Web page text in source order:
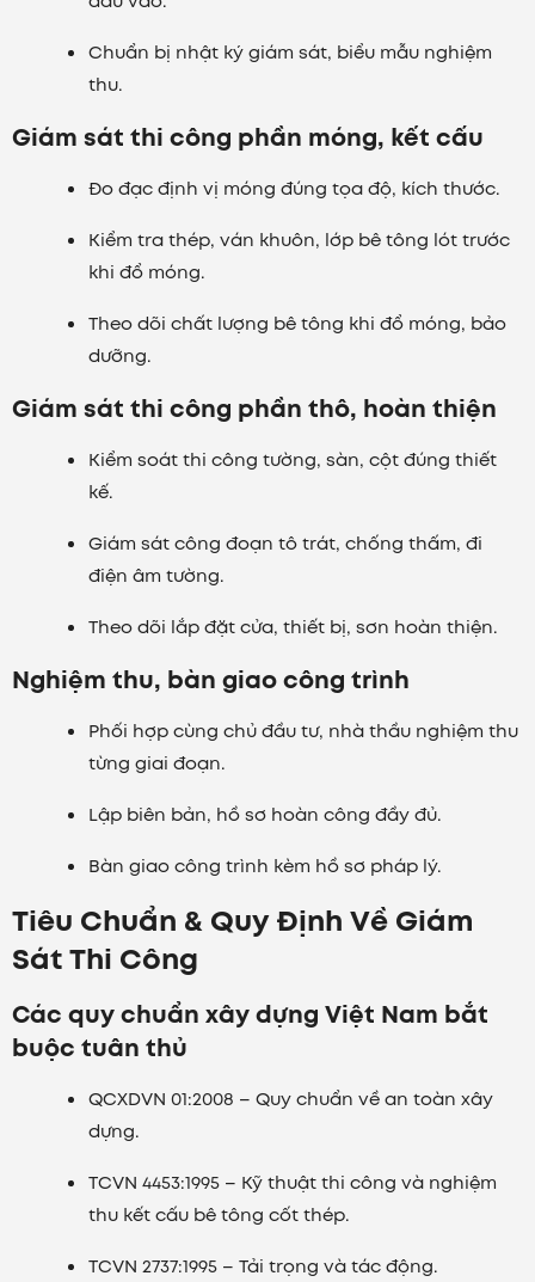
Chuẩn bị nhật ký giám sát, biểu mẫu nghiệm
thu.
Giám sát thi công phần móng, kết cấu
Đo đạc định vị móng đúng tọa độ, kích thước.
Kiểm tra thép, ván khuôn, lớp bê tông lót trước
khi đổ móng.
Theo dõi chất lượng bê tông khi đổ móng, bảo
dưỡng.
Giám sát thi công phần thô, hoàn thiện
Kiểm soát thi công tường, sàn, cột đúng thiết
kế.
Giám sát công đoạn tô trát, chống thấm, đi
điện âm tường.
Theo dõi lắp đặt cửa, thiết bị, sơn hoàn thiện.
Nghiệm thu, bàn giao công trình
Phối hợp cùng chủ đầu tư, nhà thầu nghiệm thu
từng giai đoạn.
Lập biên bản, hồ sơ hoàn công đầy đủ.
Bàn giao công trình kèm hồ sơ pháp lý.
Tiêu Chuẩn & Quy Định Về Giám
Sát Thi Công
Các quy chuẩn xây dựng Việt Nam bắt
buộc tuân thủ
QCXDVN 01:2008 – Quy chuẩn về an toàn xây
dựng.
TCVN 4453:1995 – Kỹ thuật thi công và nghiệm
thu kết cấu bê tông cốt thép.
TCVN 2737:1995 – Tải trọng và tác động.